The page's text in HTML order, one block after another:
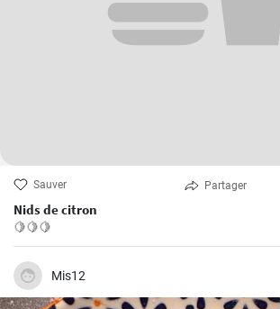
Sauver Partager
Nids de citron
🍋🍋🍋
Mis12